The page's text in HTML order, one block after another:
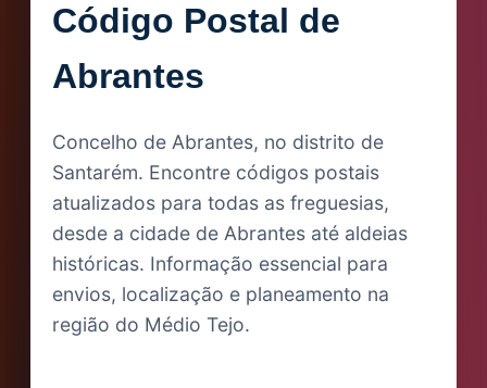
Código Postal de
Abrantes
Concelho de Abrantes, no distrito de
Santarém. Encontre códigos postais
atualizados para todas as freguesias,
desde a cidade de Abrantes até aldeias
históricas. Informação essencial para
envios, localização e planeamento na
região do Médio Tejo.